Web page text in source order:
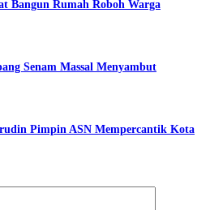
Bangun Rumah Roboh Warga
Senam Massal Menyambut
Pimpin ASN Mempercantik Kota